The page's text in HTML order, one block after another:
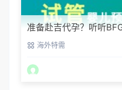
准备赴吉代孕？听听
海外特需